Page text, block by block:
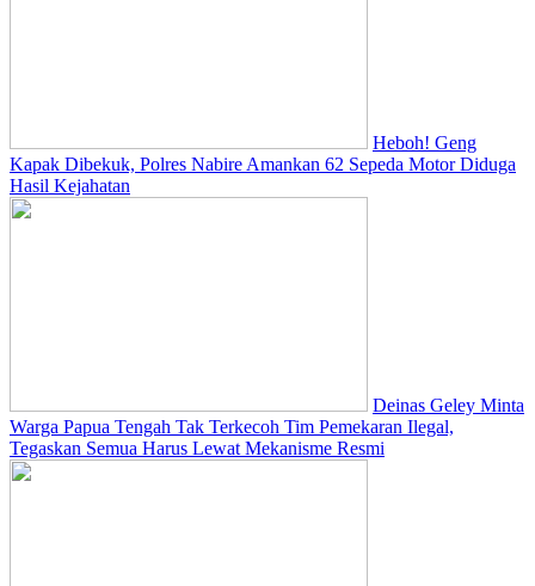
Heboh! Geng
Kapak Dibekuk, Polres Nabire Amankan 62 Sepeda Motor Diduga
Hasil Kejahatan
Deinas Geley Minta
Warga Papua Tengah Tak Terkecoh Tim Pemekaran Ilegal,
Tegaskan Semua Harus Lewat Mekanisme Resmi